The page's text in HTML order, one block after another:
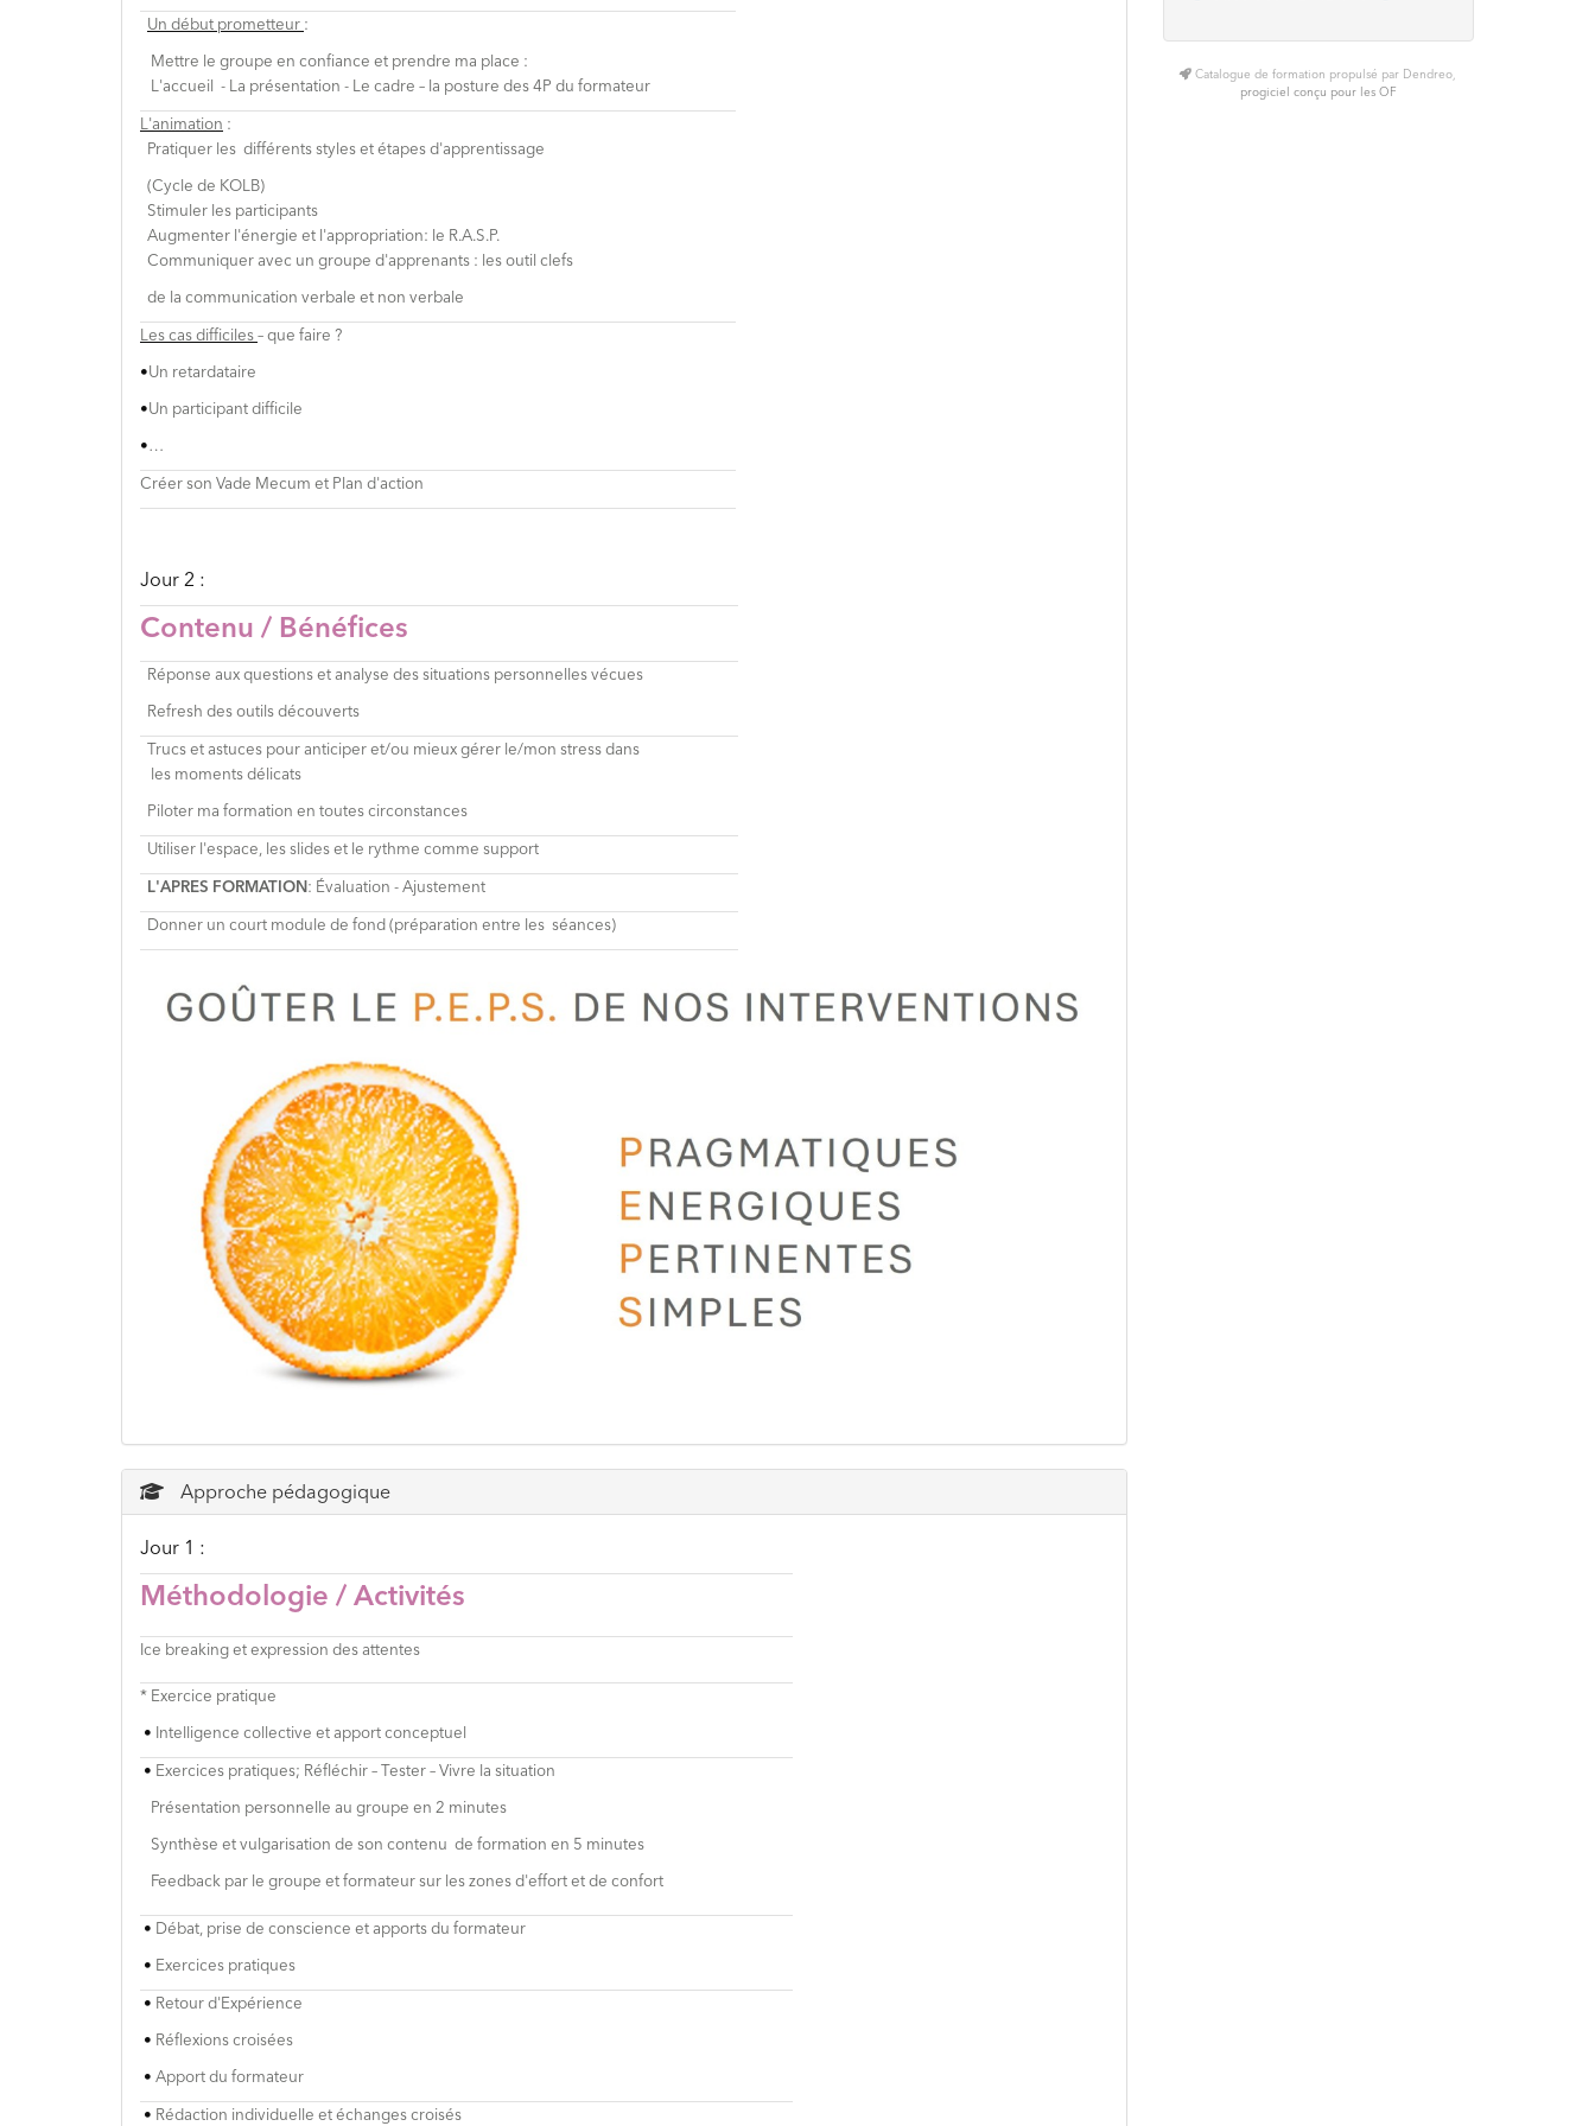
Un début prometteur :
Mettre le groupe en confiance et prendre ma place :
L'accueil - La présentation - Le cadre – la posture des 4P du formateur
L'animation :
Pratiquer les différents styles et étapes d'apprentissage
(Cycle de KOLB)
Stimuler les participants
Augmenter l'énergie et l'appropriation: le R.A.S.P.
Communiquer avec un groupe d'apprenants : les outil clefs
de la communication verbale et non verbale
Les cas difficiles– que faire ?
•Un retardataire
•Un participant difficile
•…
Créer son Vade Mecum et Plan d'action
Jour 2 :
Contenu / Bénéfices
Réponse aux questions et analyse des situations personnelles vécues
Refresh des outils découverts
Trucs et astuces pour anticiper et/ou mieux gérer le/mon stress dans
les moments délicats
Piloter ma formation en toutes circonstances
Utiliser l'espace, les slides et le rythme comme support
L'APRES FORMATION: Évaluation - Ajustement
Donner un court module de fond(préparation entre les séances)
Approche pédagogique
Jour 1 :
Méthodologie / Activités
Ice breaking et expression desattentes
* Exercice pratique
• Intelligence collective et apport conceptuel
• Exercices pratiques; Réfléchir – Tester – Vivre la situation
Présentation personnelle au groupe en 2 minutes
Synthèse et vulgarisation de son contenu de formation en 5 minutes
Feedback par le groupe et formateur sur les zones d'effortet de confort
• Débat, prise de conscience et apports du formateur
• Exercices pratiques
• Retour d'Expérience
• Réflexionscroisées
• Apport du formateur
• Rédaction individuelle etéchangescroisés
Catalogue de formation propulsé par Dendreo,
progiciel conçu pour les OF